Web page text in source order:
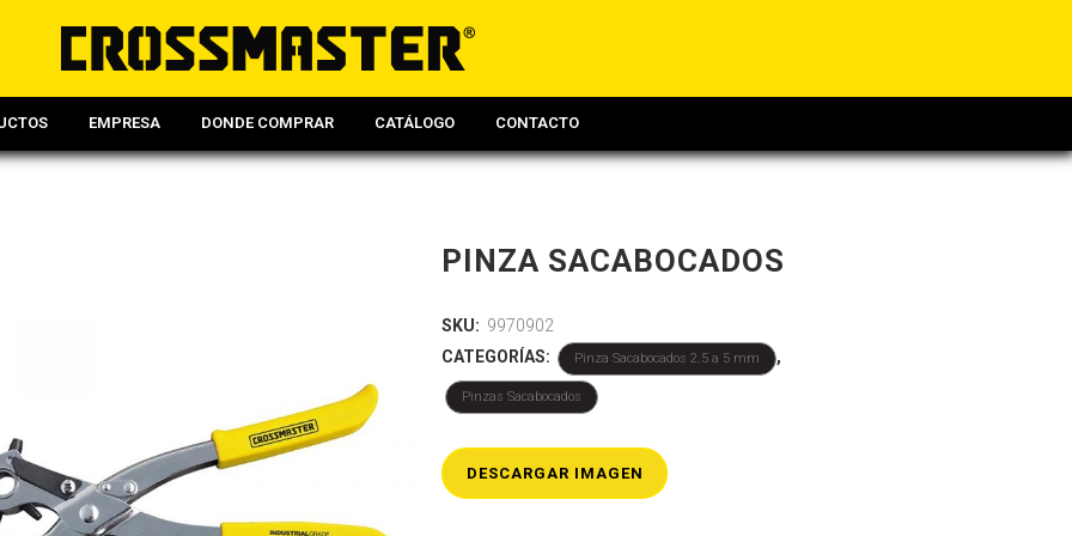
EMPRESA DONDE COMPRAR CATÁLOGO CONTACTO
PINZA SACABOCADOS
SKU: 9970902
CATEGORÍAS:
Pinza Sacabocados 2.5 a 5 mm ,
Pinzas Sacabocados
DESCARGAR IMAGEN